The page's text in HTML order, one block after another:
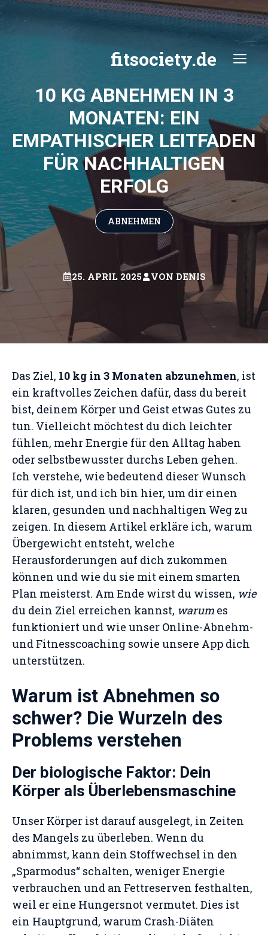
Zum
Inhalt
fitsociety.de
10 KG ABNEHMEN IN 3
MONATEN: EIN
EMPATHISCHER LEITFADEN
FÜR NACHHALTIGEN
ERFOLG
ABNEHMEN
25. APRIL 2025 VON DENIS
Das Ziel, 10 kg in 3 Monaten abzunehmen, ist
ein kraftvolles Zeichen dafür, dass du bereit
bist, deinem Körper und Geist etwas Gutes zu
tun. Vielleicht möchtest du dich leichter
fühlen, mehr Energie für den Alltag haben
oder selbstbewusster durchs Leben gehen.
Ich verstehe, wie bedeutend dieser Wunsch
für dich ist, und ich bin hier, um dir einen
klaren, gesunden und nachhaltigen Weg zu
zeigen. In diesem Artikel erkläre ich, warum
Übergewicht entsteht, welche
Herausforderungen auf dich zukommen
können und wie du sie mit einem smarten
Plan meisterst. Am Ende wirst du wissen, wie
du dein Ziel erreichen kannst, warum es
funktioniert und wie unser Online-Abnehm-
und Fitnesscoaching sowie unsere App dich
unterstützen.
Warum ist Abnehmen so
schwer? Die Wurzeln des
Problems verstehen
Der biologische Faktor: Dein
Körper als Überlebensmaschine
Unser Körper ist darauf ausgelegt, in Zeiten
des Mangels zu überleben. Wenn du
abnimmst, kann dein Stoffwechsel in den
„Sparmodus“ schalten, weniger Energie
verbrauchen und an Fettreserven festhalten,
weil er eine Hungersnot vermutet. Dies ist
ein Hauptgrund, warum Crash-Diäten